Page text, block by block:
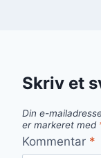
Skriv et
Din e-
er markeret med
Kommentar *